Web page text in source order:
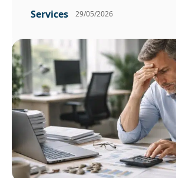
Services 29/05/2026